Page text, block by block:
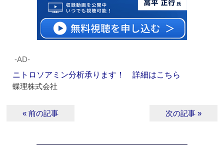
‐AD‐
ニトロソアミン分析承ります！ 詳細はこちら
蝶理株式会社
« 前の記事 次の記事 »